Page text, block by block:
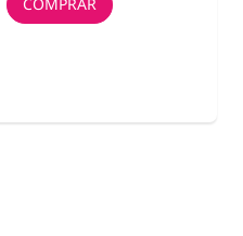
COMPRAR